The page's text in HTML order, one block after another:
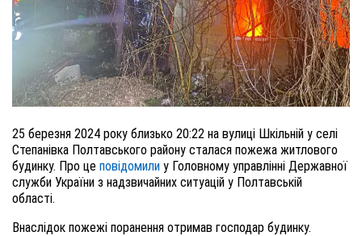
25 березня 2024 року близько 20:22 на вулиці Шкільній у селі
Степанівка Полтавського району сталася пожежа житлового
будинку. Про це повідомили у Головному управлінні Державної
служби України з надзвичайних ситуацій у Полтавській
області.
Внаслідок пожежі поранення отримав господар будинку.